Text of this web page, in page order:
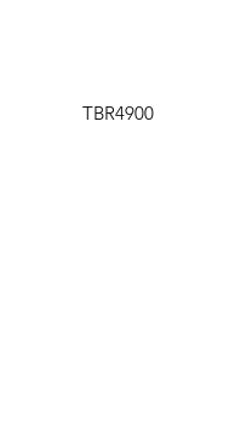
TBR4900